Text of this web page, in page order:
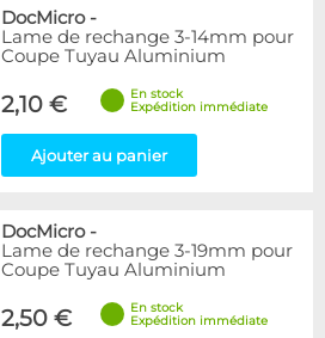
DocMicro-
Lame de rechange 3-14mm pour
Coupe Tuyau Aluminium
2,10 €
En stock
Expédition immédiate
Ajouter au panier
DocMicro-
Lame de rechange 3-19mm pour
Coupe Tuyau Aluminium
2,50 €
En stock
Expédition immédiate